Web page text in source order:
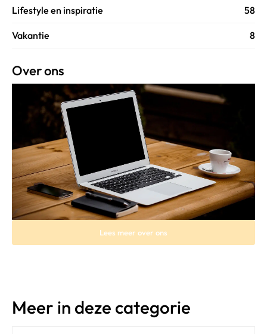
Lifestyle en inspiratie 58
Vakantie 8
Over ons
Lees meer over ons
Meer in deze categorie